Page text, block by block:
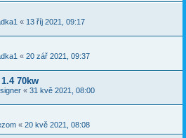
« 13 říj 2021, 09:17
« 20 zář 2021, 09:37
70kw
« 31 kvě 2021, 08:00
« 20 kvě 2021, 08:08